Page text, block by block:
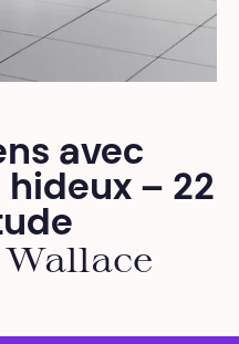
avec
– 22